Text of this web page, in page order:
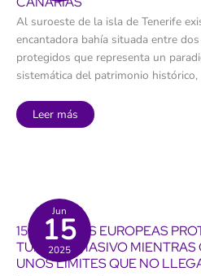
real,
pero
se
rebaja
el
gasto
Al suroeste de la isla de Tenerife
encantadora bahía situada entre
protegidos que representa un
sistemática del patrimonio histórico,
El
Puertito
urbanística
y
ecocidio
Canarias
Leer más
Jun
15
2025
15 CIUDADES EUROPEAS
TURISMO MASIVO MIENTRAS
UNOS LÍMITES QUE NO